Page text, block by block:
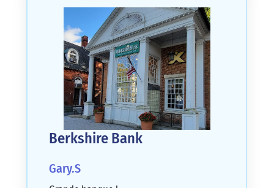
Berkshire Bank
Gary.S